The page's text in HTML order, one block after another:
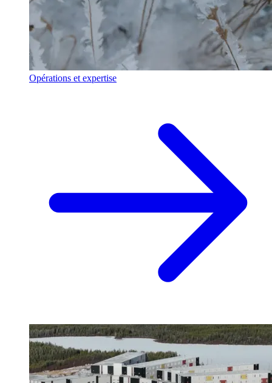
Opérations et expertise